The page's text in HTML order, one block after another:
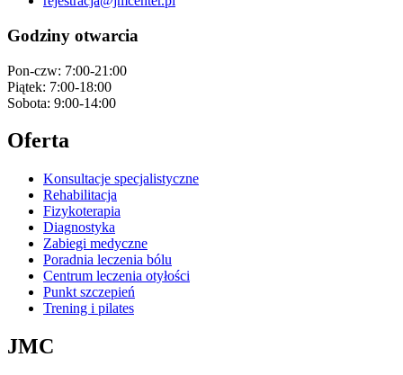
Godziny otwarcia
Pon-czw: 7:00-21:00
Piątek: 7:00-18:00
Sobota: 9:00-14:00
Oferta
Konsultacje specjalistyczne
Rehabilitacja
Fizykoterapia
Diagnostyka
Zabiegi medyczne
Poradnia leczenia bólu
Centrum leczenia otyłości
Punkt szczepień
Trening i pilates
JMC